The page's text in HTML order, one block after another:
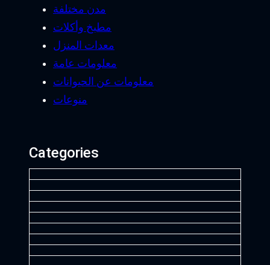
مدن مختلفة
مطبخ وأكلات
معدات المنزل
معلومات عامة
معلومات عن الحيوانات
منوعات
Categories